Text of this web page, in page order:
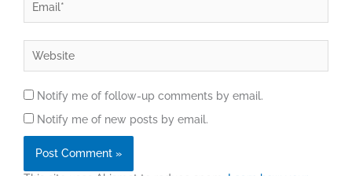
Notify me of follow-up comments by email.
Notify me of new posts by email.